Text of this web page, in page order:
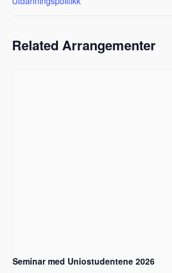
Related Arrangementer
Seminar med Uniostudentene 2026